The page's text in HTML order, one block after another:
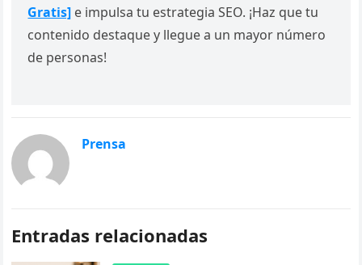
Gratis] e impulsa tu estrategia SEO. ¡Haz que tu
contenido destaque y llegue a un mayor número
de personas!
Prensa
Entradas relacionadas